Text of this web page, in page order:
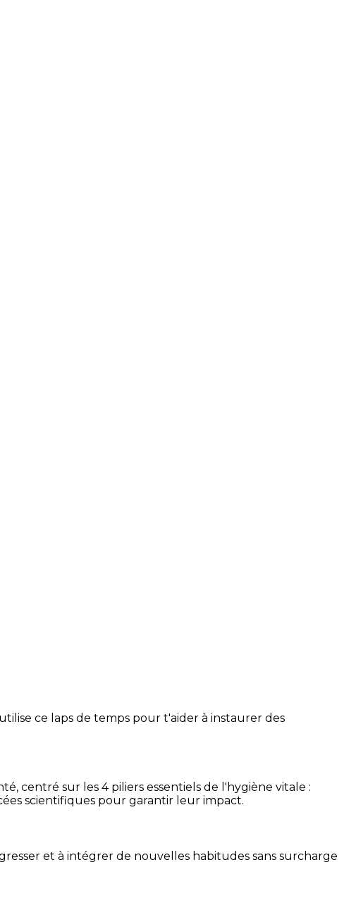
ce laps de temps pour t'aider à instaurer des
centré sur les 4 piliers essentiels de l'hygiène vitale :
scientifiques pour garantir leur impact.
et à intégrer de nouvelles habitudes sans surcharge